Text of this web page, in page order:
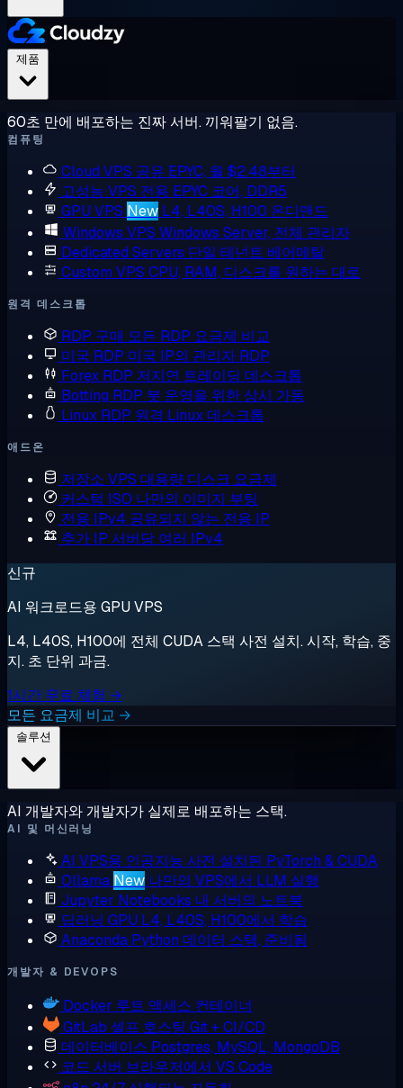
60초 만에 배포하는 진짜 서버. 끼워팔기 없음.
컴퓨팅
Cloud VPS 공유 EPYC, 월 $2.48부터
고성능 VPS 전용 EPYC 코어, DDR5
GPU VPS New L4, L40S, H100 온디맨드
Windows VPS Windows Server, 전체 관리자
Dedicated Servers 단일 테넌트 베어메탈
Custom VPS CPU, RAM, 디스크를 원하는 대로
원격 데스크톱
RDP 구매 모든 RDP 요금제 비교
미국 RDP 미국 IP의 관리자 RDP
Forex RDP 저지연 트레이딩 데스크톱
Botting RDP 봇 운영을 위한 상시 가동
Linux RDP 원격 Linux 데스크톱
애드온
저장소 VPS 대용량 디스크 요금제
커스텀 ISO 나만의 이미지 부팅
전용 IPv4 공유되지 않는 전용 IP
추가 IP 서버당 여러 IPv4
신규
AI 워크로드용 GPU VPS
L4, L40S, H100에 전체 CUDA 스택 사전 설치. 시작, 학습, 중
지. 초 단위 과금.
1시간 무료 체험 →
모든 요금제 비교 →
AI 개발자와 개발자가 실제로 배포하는 스택.
AI 및 머신러닝
AI VPS용 인공지능 사전 설치된 PyTorch & CUDA
Ollama New 나만의 VPS에서 LLM 실행
Jupyter Notebooks 내 서버의 노트북
딥러닝 GPU L4, L40S, H100에서 학습
Anaconda Python 데이터 스택, 준비됨
개발자 & DEVOPS
Docker 루트 액세스 컨테이너
GitLab 셀프 호스팅 Git + CI/CD
데이터베이스 Postgres, MySQL, MongoDB
코드 서버 브라우저에서 VS Code